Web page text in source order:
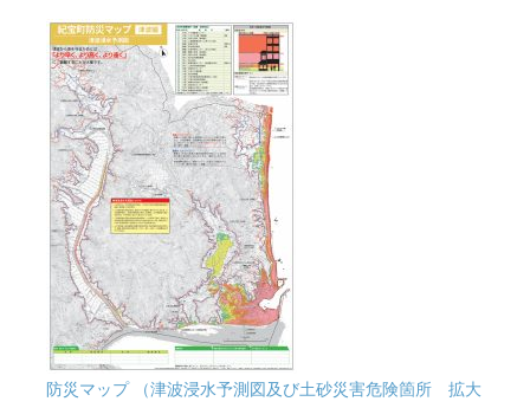
防災マップ （津波浸水予測図及び土砂災害危険箇所 拡大